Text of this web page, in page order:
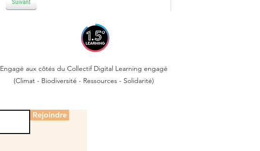
Engagé aux côtés du Collectif Digital Learning engagé
(Climat - Biodiversité - Ressources - Solidarité)
Rejoindre